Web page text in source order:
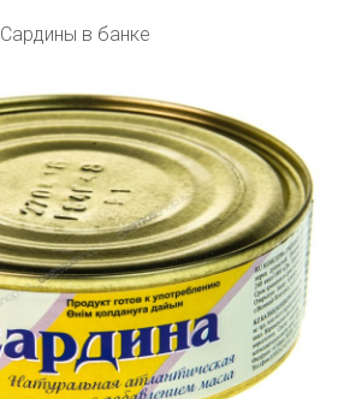
Сардины в банке